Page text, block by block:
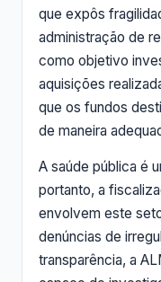
que expôs
administração de
como objetivo
aquisições
que os fundos
de maneira
A saúde pública é
portanto, a
envolvem este
denúncias de
transparência, a